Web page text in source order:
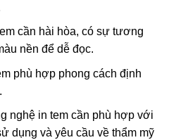
cần hài hòa, có sự tương
nền để dễ đọc.
phù hợp phong cách định
nghệ in tem cần phù hợp với
dụng và yêu cầu về thẩm mỹ